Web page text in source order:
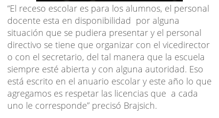
“El receso escolar es para los alumnos, el personal
docente esta en disponibilidad por alguna
situación que se pudiera presentar y el personal
directivo se tiene que organizar con el vicedirector
o con el secretario, del tal manera que la escuela
siempre esté abierta y con alguna autoridad. Eso
está escrito en el anuario escolar y este año lo que
agregamos es respetar las licencias que a cada
uno le corresponde” precisó Brajsich.